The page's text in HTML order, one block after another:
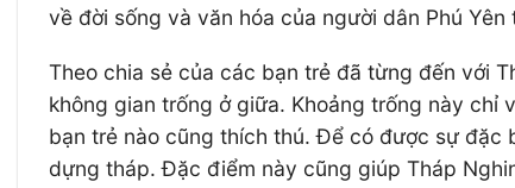
về đời sống và văn hóa của người dân Phú
Theo chia sẻ của các bạn trẻ đã từng đến với
không gian trống ở giữa. Khoảng trống này
bạn trẻ nào cũng thích thú. Để có được sự đặc
dựng tháp. Đặc điểm này cũng giúp Tháp